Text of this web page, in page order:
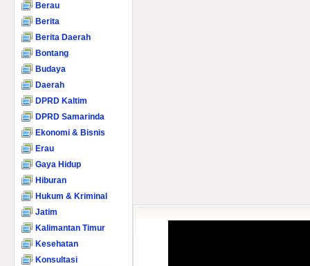
Berau
Berita
Berita Daerah
Bontang
Budaya
Daerah
DPRD Kaltim
DPRD Samarinda
Ekonomi & Bisnis
Erau
Gaya Hidup
Hiburan
Hukum & Kriminal
Jatim
Kalimantan Timur
Kesehatan
Konsultasi